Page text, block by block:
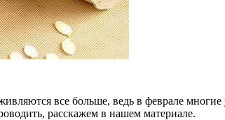
все больше, ведь в феврале
расскажем в нашем материале.